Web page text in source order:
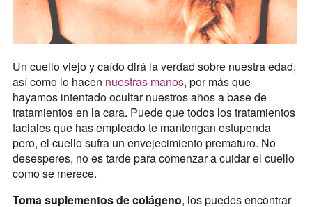
Un cuello viejo y caído dirá la verdad sobre nuestra edad,
así como lo hacen nuestras manos, por más que
hayamos intentado ocultar nuestros años a base de
tratamientos en la cara. Puede que todos los tratamientos
faciales que has empleado te mantengan estupenda
pero, el cuello sufra un envejecimiento prematuro. No
desesperes, no es tarde para comenzar a cuidar el cuello
como se merece.
Toma suplementos de colágeno, los puedes encontrar